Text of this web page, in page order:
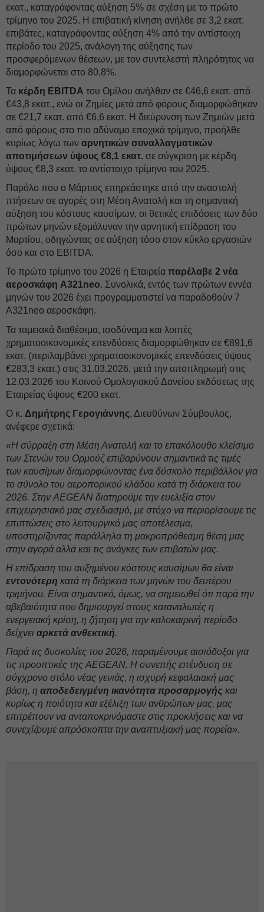
εκατ., καταγράφοντας αύξηση 5% σε σχέση με το πρώτο
τρίμηνο του 2025. Η επιβατική κίνηση ανήλθε σε 3,2 εκατ.
επιβάτες, καταγράφοντας αύξηση 4% από την αντίστοιχη
περίοδο του 2025, ανάλογη της αύξησης των
προσφερόμενων θέσεων, με τον συντελεστή πληρότητας να
διαμορφώνεται στο 80,8%.
Τα κέρδη EBITDA του Ομίλου ανήλθαν σε €46,6 εκατ. από
€43,8 εκατ., ενώ οι Ζημίες μετά από φόρους διαμορφώθηκαν
σε €21,7 εκατ. από €6,6 εκατ. H διεύρυνση των Ζημιών μετά
από φόρους στο πιο αδύναμο εποχικά τρίμηνο, προήλθε
κυρίως λόγω των αρνητικών συναλλαγματικών
αποτιμήσεων ύψους €8,1 εκατ. σε σύγκριση με κέρδη
ύψους €8,3 εκατ. το αντίστοιχο τρίμηνο του 2025.
Παρόλο που ο Μάρτιος επηρεάστηκε από την αναστολή
πτήσεων σε αγορές στη Μέση Ανατολή και τη σημαντική
αύξηση του κόστους καυσίμων, οι θετικές επιδόσεις των δύο
πρώτων μηνών εξομάλυναν την αρνητική επίδραση του
Μαρτίου, οδηγώντας σε αύξηση τόσο στον κύκλο εργασιών
όσο και στο EBITDA.
To πρώτο τρίμηνο του 2026 η Εταιρεία παρέλαβε 2 νέα
αεροσκάφη A321neo. Συνολικά, εντός των πρώτων εννέα
μηνών του 2026 έχει προγραμματιστεί να παραδοθούν 7
A321neo αεροσκάφη.
Τα ταμειακά διαθέσιμα, ισοδύναμα και λοιπές
χρηματοοικονομικές επενδύσεις διαμορφώθηκαν σε €891,6
εκατ. (περιλαμβάνει χρηματοοικονομικές επενδύσεις ύψους
€283,3 εκατ.) στις 31.03.2026, μετά την αποπληρωμή στις
12.03.2026 του Κοινού Ομολογιακού Δανείου εκδόσεως της
Εταιρείας ύψους €200 εκατ.
Ο κ. Δημήτρης Γερογιάννης, Διευθύνων Σύμβουλος,
ανέφερε σχετικά:
«Η σύρραξη στη Μέση Ανατολή και το επακόλουθο κλείσιμο
των Στενών του Ορμούζ επιβαρύνουν σημαντικά τις τιμές
των καυσίμων διαμορφώνοντας ένα δύσκολο περιβάλλον για
το σύνολο του αεροπορικού κλάδου κατά τη διάρκεια του
2026. Στην AEGEAN διατηρούμε την ευελιξία στον
επιχειρησιακό μας σχεδιασμό, με στόχο να περιορίσουμε τις
επιπτώσεις στο λειτουργικό μας αποτέλεσμα,
υποστηρίζοντας παράλληλα τη μακροπρόθεσμη θέση μας
στην αγορά αλλά και τις ανάγκες των επιβατών μας.
Η επίδραση του αυξημένου κόστους καυσίμων θα είναι
εντονότερη κατά τη διάρκεια των μηνών του δευτέρου
τριμήνου. Είναι σημαντικό, όμως, να σημειωθεί ότι παρά την
αβεβαιότητα που δημιουργεί στους καταναλωτές η
ενεργειακή κρίση, η ζήτηση για την καλοκαιρινή περίοδο
δείχνει αρκετά ανθεκτική.
Παρά τις δυσκολίες του 2026, παραμένουμε αισιόδοξοι για
τις προοπτικές της AEGEAN. Η συνεπής επένδυση σε
σύγχρονο στόλο νέας γενιάς, η ισχυρή κεφαλαιακή μας
βάση, η αποδεδειγμένη ικανότητα προσαρμογής και
κυρίως η ποιότητα και εξέλιξη των ανθρώπων μας, μας
επιτρέπουν να ανταποκρινόμαστε στις προκλήσεις και να
συνεχίζουμε απρόσκοπτα την αναπτυξιακή μας πορεία».